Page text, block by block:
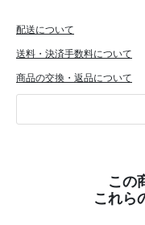
配送について
送料・決済手数料について
商品の交換・返品について
この
これら